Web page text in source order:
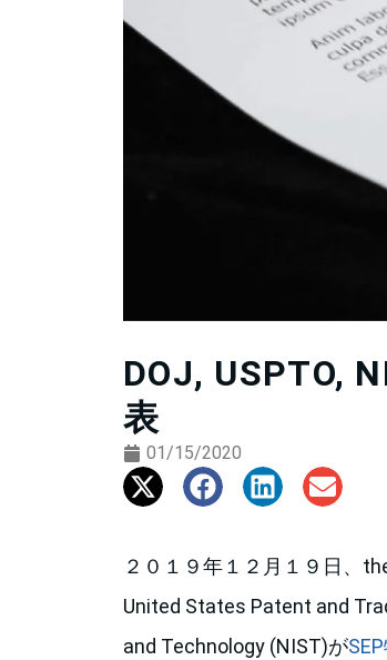
DOJ, USPTO,
表
01/15/2020
２０１９年１２月１９日、
United States Patent and
and Technology (NIST)が